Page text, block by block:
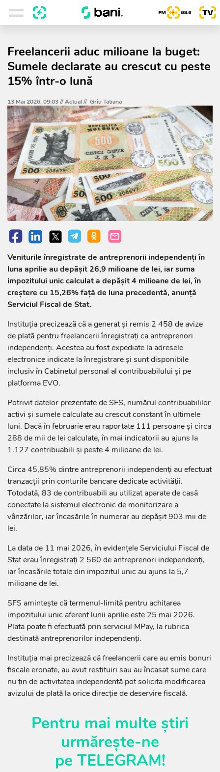
Freelancerii aduc milioane la buget:
Sumele declarate au crescut cu peste
15% într-o lună
13 Mai 2026, 09:03 //Actual// Grîu Tatiana
Veniturile înregistrate de antreprenorii independenți în
luna aprilie au depășit 26,9 milioane de lei, iar suma
impozitului unic calculat a depășit 4 milioane de lei, în
creștere cu 15,26% față de luna precedentă, anunță
Serviciul Fiscal de Stat.
Instituția precizează că a generat și remis 2 458 de avize
de plată pentru freelancerii înregistrați ca antreprenori
independenți. Acestea au fost expediate la adresele
electronice indicate la înregistrare și sunt disponibile
inclusiv în Cabinetul personal al contribuabilului și pe
platforma EVO.
Potrivit datelor prezentate de SFS, numărul contribuabililor
activi și sumele calculate au crescut constant în ultimele
luni. Dacă în februarie erau raportate 111 persoane și circa
288 de mii de lei calculate, în mai indicatorii au ajuns la
1.127 contribuabili și peste 4 milioane de lei.
Circa 45,85% dintre antreprenorii independenți au efectuat
tranzacții prin conturile bancare dedicate activității.
Totodată, 83 de contribuabili au utilizat aparate de casă
conectate la sistemul electronic de monitorizare a
vânzărilor, iar încasările în numerar au depășit 903 mii de
lei.
La data de 11 mai 2026, în evidențele Serviciului Fiscal de
Stat erau înregistrați 2 560 de antreprenori independenți,
iar încasările totale din impozitul unic au ajuns la 5,7
milioane de lei.
SFS amintește că termenul-limită pentru achitarea
impozitului unic aferent lunii aprilie este 25 mai 2026.
Plata poate fi efectuată prin serviciul MPay, la rubrica
destinată antreprenorilor independenți.
Instituția mai precizează că freelancerii care au emis bonuri
fiscale eronate, au avut restituiri sau au încasat sume care
nu țin de activitatea independentă pot solicita modificarea
avizului de plată la orice direcție de deservire fiscală.
Pentru mai multe știri
urmărește-ne
pe TELEGRAM!